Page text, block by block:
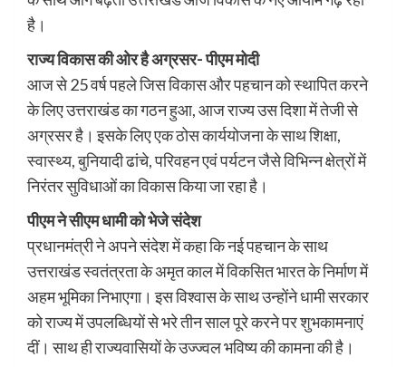
है।
राज्य विकास की ओर है अग्रसर- पीएम मोदी
आज से 25 वर्ष पहले जिस विकास और पहचान को स्थापित करने
के लिए उत्तराखंड का गठन हुआ, आज राज्य उस दिशा में तेजी से
अग्रसर है। इसके लिए एक ठोस कार्ययोजना के साथ शिक्षा,
स्वास्थ्य, बुनियादी ढांचे, परिवहन एवं पर्यटन जैसे विभिन्न क्षेत्रों में
निरंतर सुविधाओं का विकास किया जा रहा है।
पीएम ने सीएम धामी को भेजे संदेश
प्रधानमंत्री ने अपने संदेश में कहा कि नई पहचान के साथ
उत्तराखंड स्वतंत्रता के अमृत काल में विकसित भारत के निर्माण में
अहम भूमिका निभाएगा। इस विश्वास के साथ उन्होंने धामी सरकार
को राज्य में उपलब्धियों से भरे तीन साल पूरे करने पर शुभकामनाएं
दीं। साथ ही राज्यवासियों के उज्ज्वल भविष्य की कामना की है।